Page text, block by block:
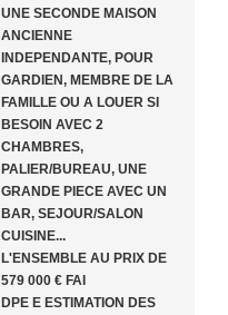
UNE SECONDE MAISON
ANCIENNE
INDEPENDANTE, POUR
GARDIEN, MEMBRE DE LA
FAMILLE OU A LOUER SI
BESOIN AVEC 2
CHAMBRES,
PALIER/BUREAU, UNE
GRANDE PIECE AVEC UN
BAR, SEJOUR/SALON
CUISINE...
L'ENSEMBLE AU PRIX DE
579 000 € FAI
DPE E ESTIMATION DES